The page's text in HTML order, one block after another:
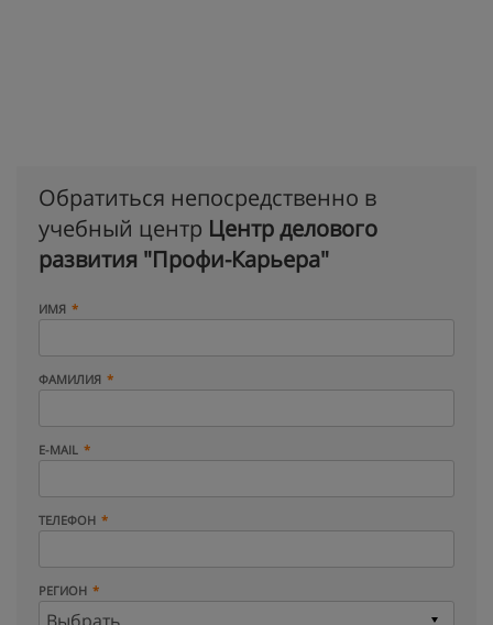
Обратиться непосредственно в
учебный центр Центр делового
развития "Профи-Карьера"
ИМЯ
ФАМИЛИЯ
E-MAIL
ТЕЛЕФОН
РЕГИОН